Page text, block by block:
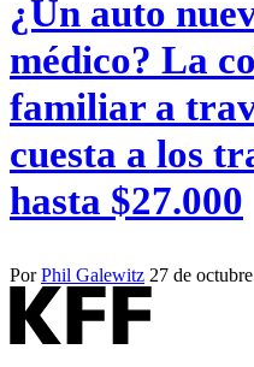
¿Un auto
médico? La
familiar a
cuesta a los
hasta $27.000
PorPhil Galewitz 27 de